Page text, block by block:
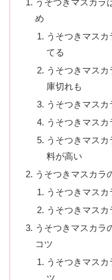
め
うそつきマス
てる
うそつきマス
庫切れも
うそつきマス
うそつきマス
うそつきマス
料が高い
うそつきマスカラ
うそつきマスカ
うそつきマスカ
うそつきマスカラ
コツ
うそつきマス
ツ